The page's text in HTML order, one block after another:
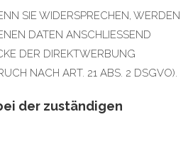
SIE WIDERSPRECHEN, WERDEN
DATEN ANSCHLIESSEND
DER DIREKTWERBUNG
NACH ART. 21 ABS. 2 DSGVO).
der zuständigen